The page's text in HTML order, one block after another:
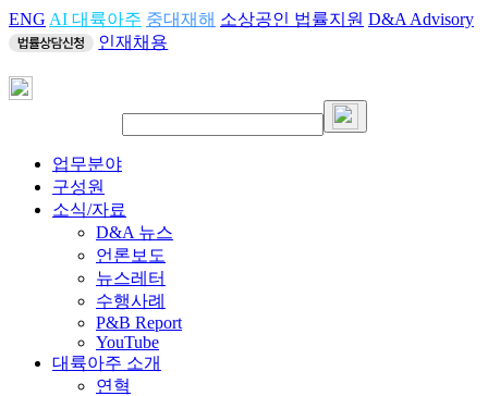
ENG AI 대륙아주 중대재해 소상공인 법률지원 D&A Advisory
인재채용
업무분야
구성원
소식/자료
D&A 뉴스
언론보도
뉴스레터
수행사례
P&B Report
YouTube
대륙아주 소개
연혁